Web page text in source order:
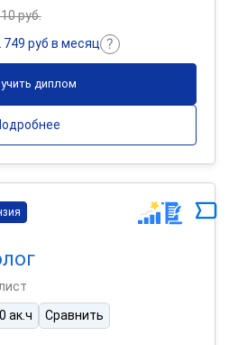
руб.
749 руб в месяц
диплом
ак.ч Сравнить